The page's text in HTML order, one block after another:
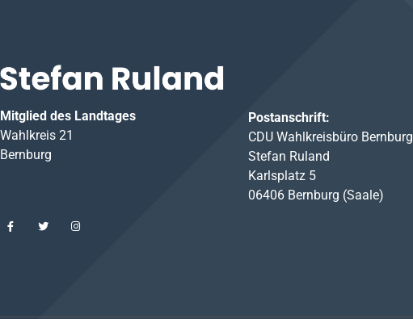
Mitglied des Landtages
Wahlkreis 21
Bernburg
Postanschrift:
CDU Wahlkreisbüro Bernburg
Stefan Ruland
Karlsplatz 5
06406 Bernburg (Saale)